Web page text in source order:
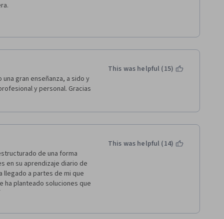
discovered in the whole
its functions. At the moment
in the learning process of
in one specific idea,
a reasonable time: not too
keep away as much as we
Focus Mode is an
one.
all the process that our
instance, when we are
a car or just eating or
focus mode. We hardly
during this. The
solving problems that
gran enseñanza, a sido y
y personal. Gracias
This was helpful (15)
de una forma
en su aprendizaje diario de
llegado a partes de mi que
ha planteado soluciones que
expuestas en el
mi forma de pensar sobre
deseadas como en
This was helpful (14)